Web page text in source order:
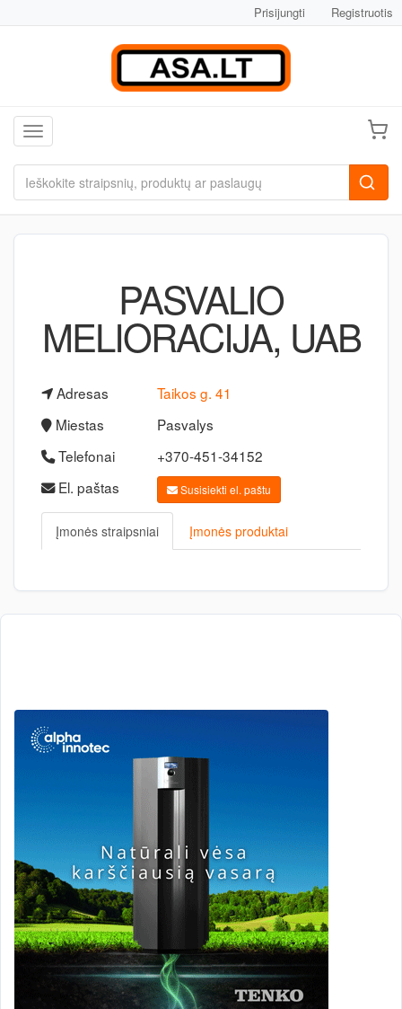
Prisijungti Registruotis
Toggle navigation
PASVALIO
MELIORACIJA, UAB
Adresas
Taikos g. 41
Miestas
Pasvalys
Telefonai
+370-451-34152
El. paštas
Susisiekti el. paštu
Įmonės straipsniai Įmonės produktai